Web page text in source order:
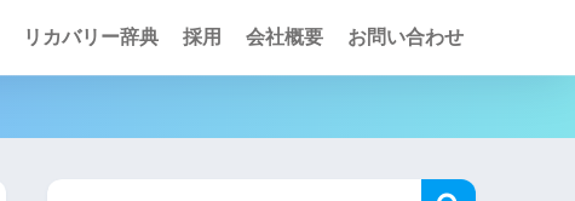
リカバリー辞典 採用 会社概要 お問い合わせ